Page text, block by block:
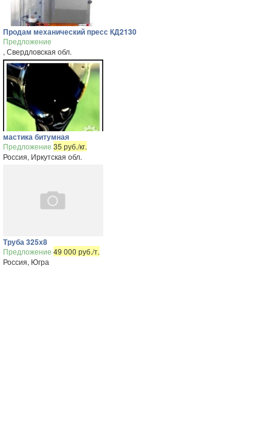
Продам механический пресс КД2130
Предложение
, Свердловская обл.
мастика битумная
Предложение 35 руб./кг.
Россия, Иркутская обл.
Труба 325х8
Предложение 49 000 руб./т.
Россия, Югра